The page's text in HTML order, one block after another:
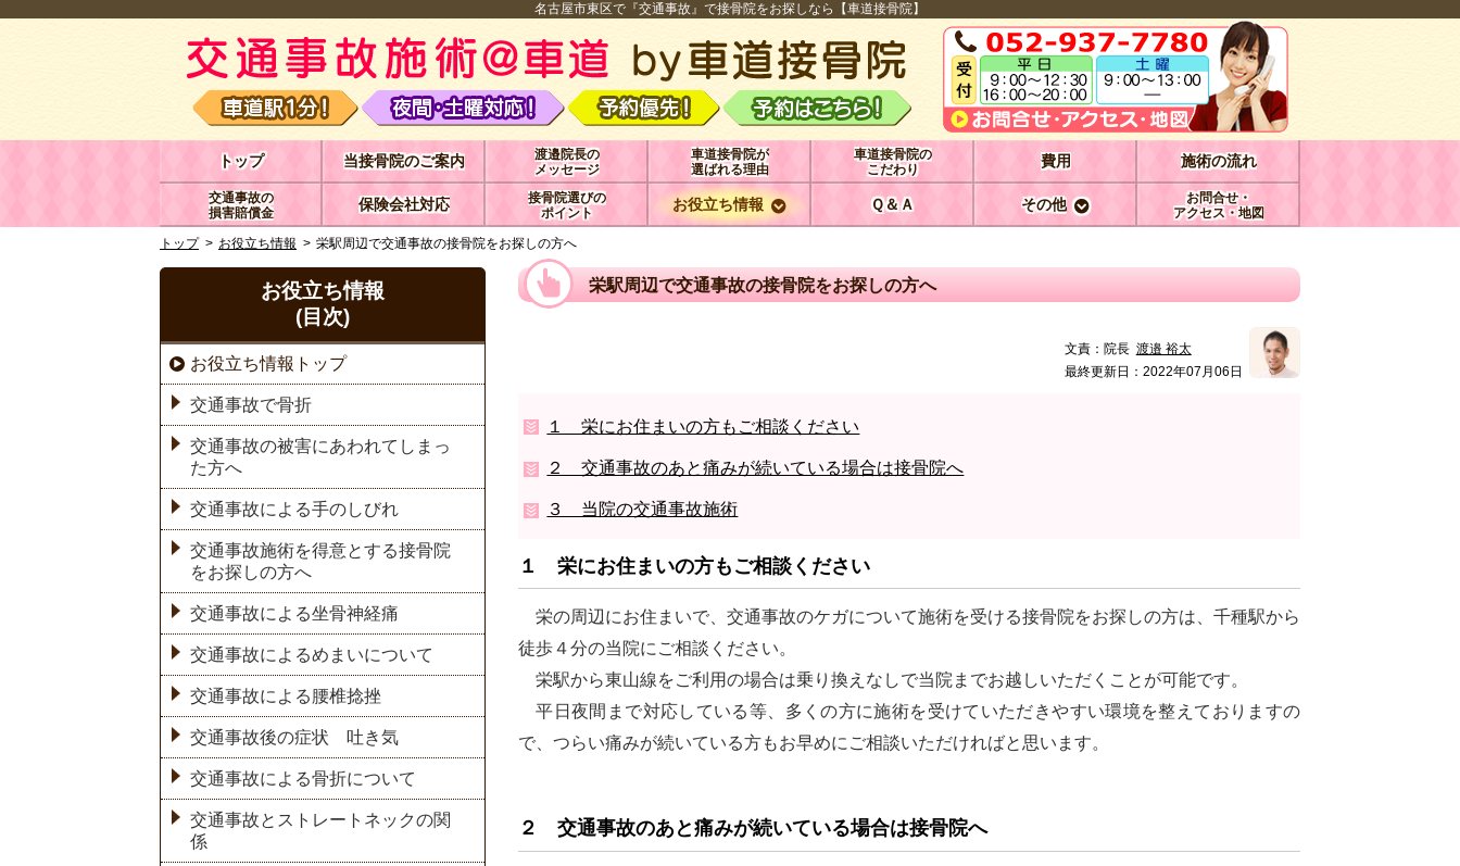
名古屋市東区で『交通事故』で接骨院をお探しなら【車道接骨院】
トップ 当接骨院のご案内
渡邉院長の
メッセージ
車道接骨院が
選ばれる理由
車道接骨院の
こだわり
費用 施術の流れ
交通事故の
損害賠償金
保険会社対応
接骨院選びの
ポイント
お役立ち情報 Ｑ＆Ａ その他
お問合せ・
アクセス・地図
トップ
お役立ち情報 栄駅周辺で交通事故の接骨院をお探しの方へ
栄駅周辺で交通事故の接骨院をお探しの方へ
文責： 院長 渡邉 裕太
最終更新日：2022年07月06日
１ 栄にお住まいの方もご相談ください
２ 交通事故のあと痛みが続いている場合は接骨院へ
３ 当院の交通事故施術
１ 栄にお住まいの方もご相談ください
栄の周辺にお住まいで、交通事故のケガについて施術を受ける接骨院をお探しの方は、千種駅から
徒歩４分の当院にご相談ください。
栄駅から東山線をご利用の場合は乗り換えなしで当院までお越しいただくことが可能です。
平日夜間まで対応している等、多くの方に施術を受けていただきやすい環境を整えておりますの
で、つらい痛みが続いている方もお早めにご相談いただければと思います。
２ 交通事故のあと痛みが続いている場合は接骨院へ
お役立ち情報
(目次)
お役立ち情報トップ
交通事故で骨折
交通事故の被害にあわれてしまっ
た方へ
交通事故による手のしびれ
交通事故施術を得意とする接骨院
をお探しの方へ
交通事故による坐骨神経痛
交通事故によるめまいについて
交通事故による腰椎捻挫
交通事故後の症状 吐き気
交通事故による骨折について
交通事故とストレートネックの関
係